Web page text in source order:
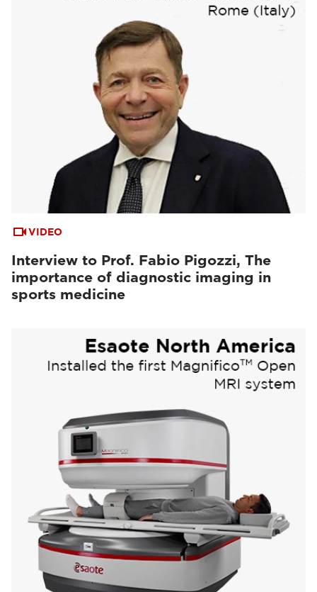
VIDEO
Interview to Prof. Fabio Pigozzi, The
importance of diagnostic imaging in
sports medicine